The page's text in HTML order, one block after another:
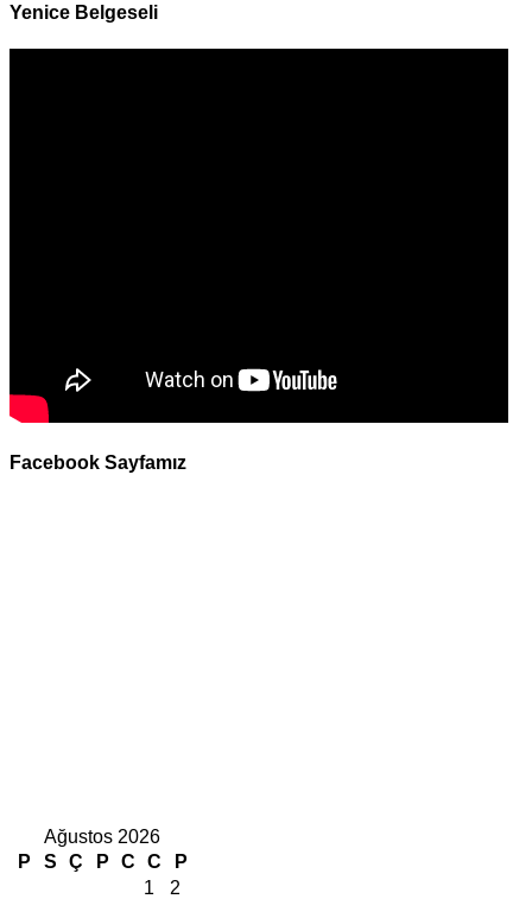
Yenice Belgeseli
Facebook Sayfamız
Ağustos 2026
P
S Ç P C C
P
1
2